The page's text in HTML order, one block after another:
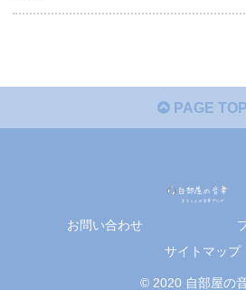
PAGE TOP
お問い合わせ
サイトマップ
© 2020 自部屋の